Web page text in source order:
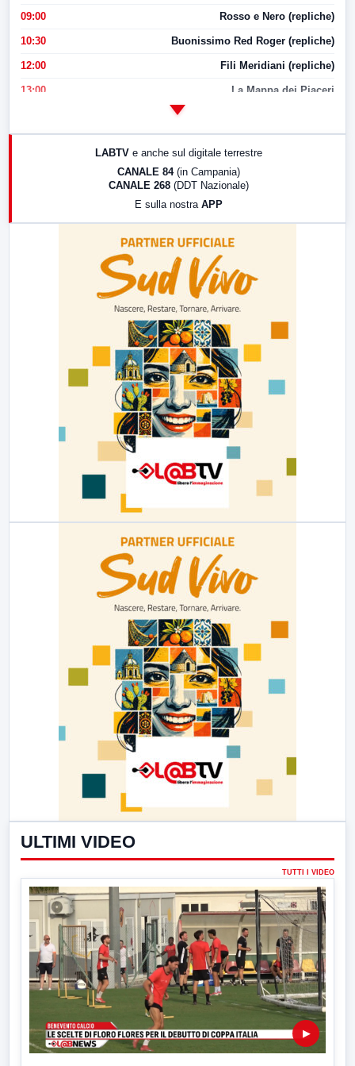
09:00 Rosso e Nero (repliche)
10:30 Buonissimo Red Roger (repliche)
12:00 Fili Meridiani (repliche)
13:00 La Mappa dei Piaceri
17:00 LabNews (replica)
LABTV e anche sul digitale terrestre
CANALE 84 (in Campania)
CANALE 268 (DDT Nazionale)
E sulla nostra APP
ULTIMI VIDEO
TUTTI I VIDEO
▶